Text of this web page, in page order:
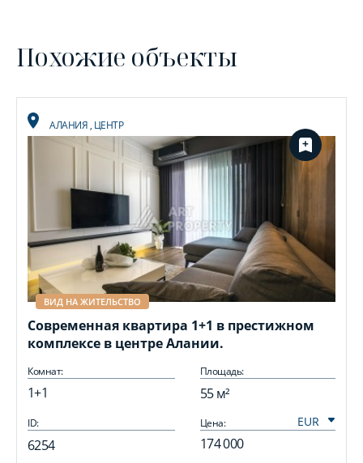
Похожие объекты
АЛАНИЯ, ЦЕНТР
ВИД НА ЖИТЕЛЬСТВО
Современная квартира 1+1 в престижном
комплексе в центре Алании.
Комнат:
1+1
Площадь:
55 м²
ID:
6254
Цена:
174 000